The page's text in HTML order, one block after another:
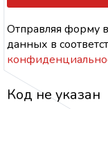
Отправляя форму
данных в
Код не указан